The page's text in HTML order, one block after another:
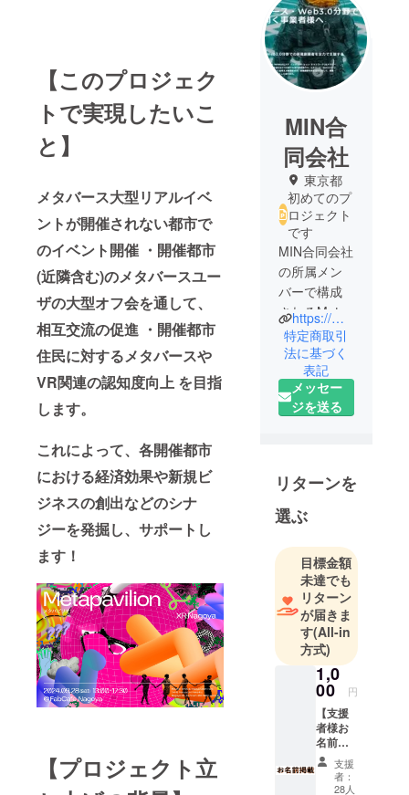
【このプロジェク
トで実現したいこ
と】
メタバース大型リアルイベ
ントが開催されない都市で
のイベント開催 ・開催都市
(近隣含む)のメタバースユー
ザの大型オフ会を通して、
相互交流の促進 ・開催都市
住民に対するメタバースや
VR関連の認知度向上 を目指
します。
これによって、各開催都市
における経済効果や新規ビ
ジネスの創出などのシナ
ジーを発掘し、サポートし
ます！
【プロジェクト立
MIN合
同会社
東京都
初めてのプ
ロジェクト
です
MIN合同会社
の所属メン
バーで構成
されるMeta
Incubation
Network(メ
タ インキュ
ベーション
ネットワー
Web3.0分野
での新規創
業者を全力
専門家集団
です。メタ
バース・
Web3.0とい
う最前線分
野で活動す
る・したい
とお考えの
事業者の
方、新規創
業を考える
方に対し
https://metainq.com/
特定商取引
法に基づく
表記
メッセー
ジを送る
リターンを
選ぶ
目標金額
未達でも
リターン
が届きま
す(All-in
方式)
1,0
00 円
【支援
者様お
名前
Web掲
載】 弊
社Web
支援
者：
28人